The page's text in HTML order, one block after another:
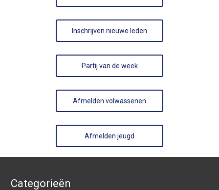
Inschrijven nieuwe leden
Partij van de week
Afmelden volwassenen
Afmelden jeugd
Categorieën